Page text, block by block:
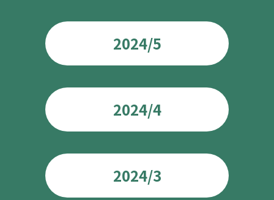
2024/5
2024/4
2024/3